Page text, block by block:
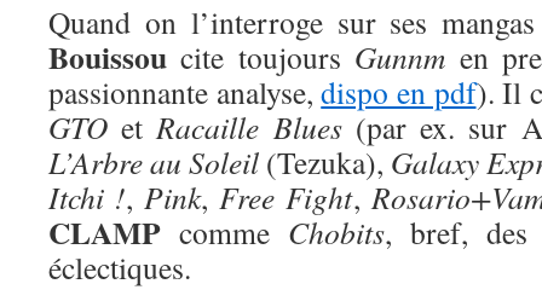
Quand on l’interroge sur ses
Bouissou cite toujours Gunnm en
passionnante analyse,dispo en pdf). Il
GTO etRacaille Blues(par ex. sur
L’Arbre au Soleil (Tezuka), Galaxy
Itchi !,Pink,Free Fight,
CLAMP comme Chobits, bref, des
éclectiques.